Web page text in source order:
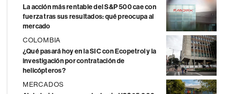
La acción más rentable del S&P 500 cae con
fuerza tras sus resultados: qué preocupa al
mercado
COLOMBIA
¿Qué pasará hoy en la SIC con Ecopetrol y la
investigación por contratación de
helicópteros?
MERCADOS